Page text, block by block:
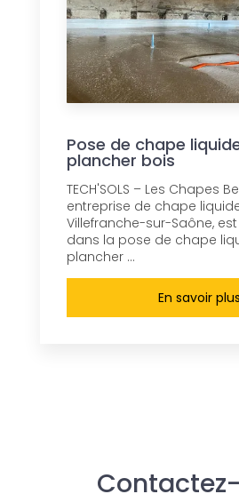
Pose de chape
plancher bois
TECH'SOLS – Les Chapes
entreprise de chape
Villefranche-sur-Saône,
dans la pose de chape
plancher ...
En savoir plus